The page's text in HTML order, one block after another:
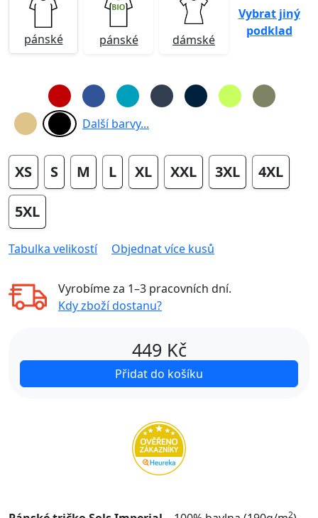
pánské pánské dámské
Vybrat jiný
podklad
Další barvy...
XS S M L XL XXL 3XL 4XL
5XL
Tabulka velikostí Objednat více kusů
Vyrobíme za 1–3 pracovních dní.
Kdy zboží dostanu?
449 Kč
Přidat do košíku
2